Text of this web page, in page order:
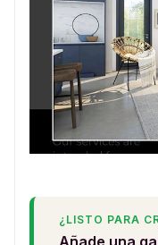
¿LISTO PARA
Añade una